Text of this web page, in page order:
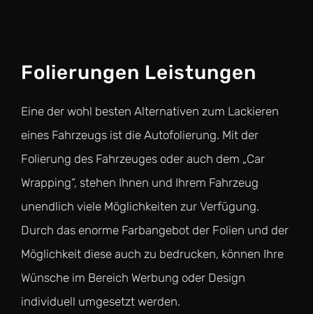
Folierungen Leistungen
Eine der wohl besten Alternativen zum Lackieren
eines Fahrzeugs ist die Autofolierung. Mit der
Folierung des Fahrzeuges oder auch dem „Car
Wrapping“, stehen Ihnen und Ihrem Fahrzeug
unendlich viele Möglichkeiten zur Verfügung.
Durch das enorme Farbangebot der Folien und der
Möglichkeit diese auch zu bedrucken, können Ihre
Wünsche im Bereich Werbung oder Design
individuell umgesetzt werden.